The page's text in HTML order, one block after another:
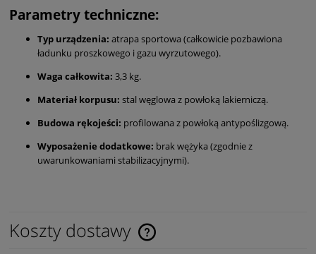
Parametry techniczne:
Typ urządzenia: atrapa sportowa (całkowicie pozbawiona
ładunku proszkowego i gazu wyrzutowego).
Waga całkowita: 3,3 kg.
Materiał korpusu: stal węglowa z powłoką lakierniczą.
Budowa rękojeści: profilowana z powłoką antypoślizgową.
Wyposażenie dodatkowe: brak wężyka (zgodnie z
uwarunkowaniami stabilizacyjnymi).
Koszty dostawy
Cena nie zawiera ewentualnych kosztów płatności